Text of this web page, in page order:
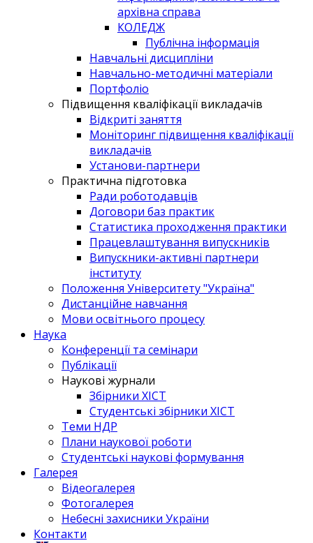
архівна справа
КОЛЕДЖ
Публічна інформація
Навчальні дисципліни
Навчально-методичні матеріали
Портфоліо
Підвищення кваліфікації викладачів
Відкриті заняття
Моніторинг підвищення кваліфікації
викладачів
Установи-партнери
Практична підготовка
Ради роботодавців
Договори баз практик
Статистика проходження практики
Працевлаштування випускників
Випускники-активні партнери
інституту
Положення Університету "Україна"
Дистанційне навчання
Мови освітнього процесу
Наука
Конференції та семінари
Публікації
Наукові журнали
Збірники ХІСТ
Студентські збірники ХІСТ
Теми НДР
Плани наукової роботи
Студентські наукові формування
Галерея
Відеогалерея
Фотогалерея
Небесні захисники України
Контакти